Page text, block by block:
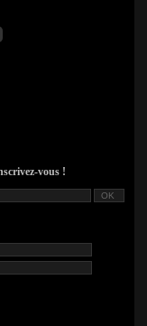
vous !